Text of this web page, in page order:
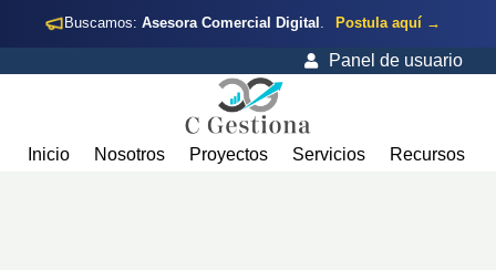
Buscamos: Asesora Comercial Digital . Postula aquí →
Panel de usuario
Inicio Nosotros Proyectos Servicios Recursos